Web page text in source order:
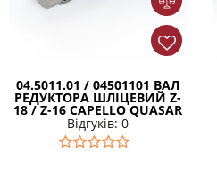
04.5011.01 / 04501101 ВАЛ
РЕДУКТОРА ШЛІЦЕВИЙ Z-
18 / Z-16 CAPELLO QUASAR
Відгуків: 0